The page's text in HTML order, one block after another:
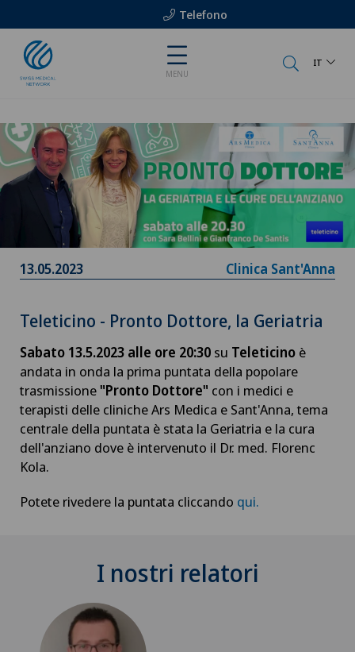
Telefono
MENU
IT
13.05.2023 Clinica Sant'Anna
Teleticino - Pronto Dottore, la Geriatria
Sabato 13.5.2023 alle ore 20:30 su Teleticino è
andata in onda la prima puntata della popolare
trasmissione"Pronto Dottore" con i medici e
terapisti delle cliniche Ars Medica e Sant'Anna, tema
centrale della puntata è stata la Geriatria e la cura
dell'anziano dove è intervenuto il Dr. med. Florenc
Kola.
Potete rivedere la puntata cliccando qui.
I nostri relatori